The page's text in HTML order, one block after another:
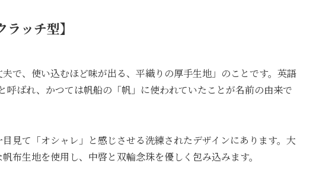
ッチ型】
で、使い込むほど味が出る、平織りの厚手生地」のことです。英語
呼ばれ、かつては帆船の「帆」に使われていたことが名前の由来で
見て「オシャレ」と感じさせる洗練されたデザインにあります。大
布生地を使用し、中啓と双輪念珠を優しく包み込みます。